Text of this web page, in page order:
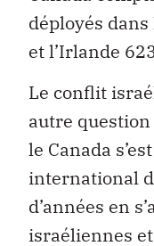
déployés
et l’Irlande
Le conflit
autre
le Canada
international
d’années en
israéliennes